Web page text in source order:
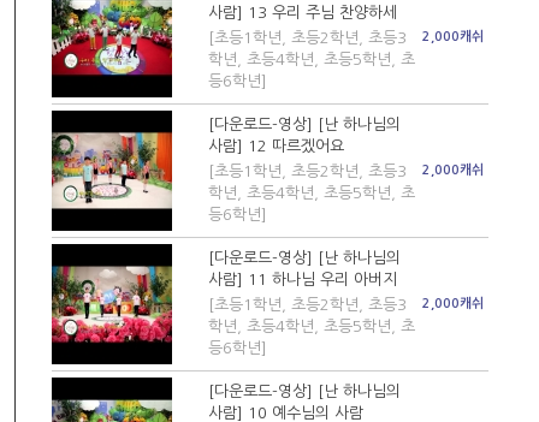
사람] 13 우리 주님 찬양하세
[초등1학년, 초등2학년, 초등3
학년, 초등4학년, 초등5학년, 초
등6학년]
2,000캐쉬
[다운로드-영상] [난 하나님의
사람] 12 따르겠어요
[초등1학년, 초등2학년, 초등3
학년, 초등4학년, 초등5학년, 초
등6학년]
2,000캐쉬
[다운로드-영상] [난 하나님의
사람] 11 하나님 우리 아버지
[초등1학년, 초등2학년, 초등3
학년, 초등4학년, 초등5학년, 초
등6학년]
2,000캐쉬
[다운로드-영상] [난 하나님의
사람] 10 예수님의 사람